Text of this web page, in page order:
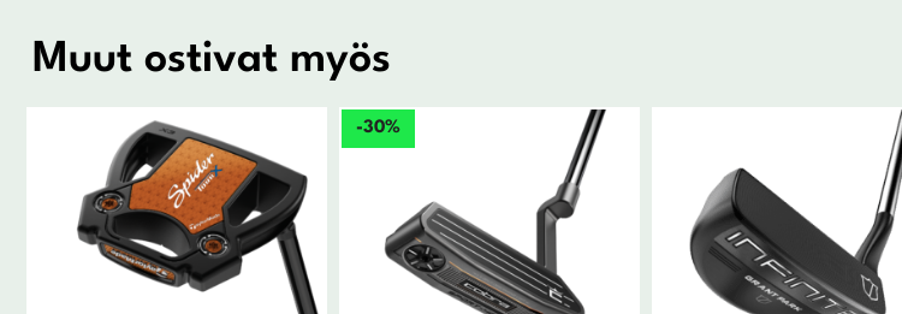
Muut ostivat myös
-30%